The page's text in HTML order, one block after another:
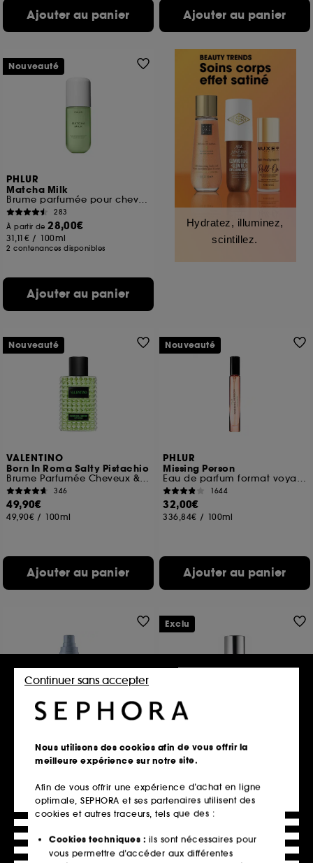
Ajouter au panier Ajouter au panier
PHLUR
Matcha Milk
Brume parfumée pour cheveux et corps
283
À partir de28,00€
31,11€ / 100ml
2 contenances disponibles
Ajouter au panier
Nouveauté
Hydratez, illuminez,
scintillez.
VALENTINO
Born In Roma Salty Pistachio
Brume Parfumée Cheveux & Corps
346
49,90€
49,90€ / 100ml
Ajouter au panier
Nouveauté
PHLUR
Missing Person
Eau de parfum format voyage
1644
32,00€
336,84€ / 100ml
Ajouter au panier
Nouveauté
Find Comfort Feel Seen
Brume Parfumée Corps et Cheveux
29,90€
Ajouter au panier
Fruit du Dragon – Brume de
parfum pour cheveux et
corps
35,00€
35,00€ / 100ml
Ajouter au panier
Exclu
Nous utilisons des cookies afin de vous offrir la
meilleure expérience sur notre site.
Afin de vous offrir une expérience d’achat en ligne
optimale, SEPHORA et ses partenaires utilisent des
cookies et autres traceurs, tels que des :
Cookies techniques : ils sont nécessaires pour
vous permettre d’accéder aux différentes
Continuer sans accepter